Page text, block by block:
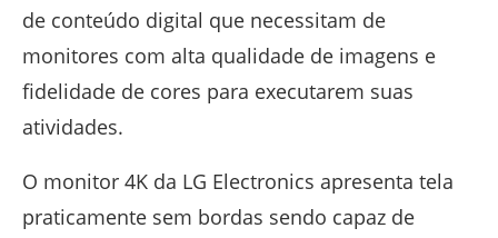
de conteúdo digital que necessitam de
monitores com alta qualidade de imagens e
fidelidade de cores para executarem suas
atividades.
O monitor 4K da LG Electronics apresenta tela
praticamente sem bordas sendo capaz de